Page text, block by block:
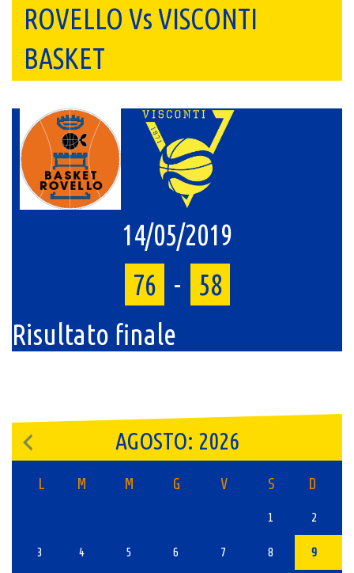
ROVELLO Vs VISCONTI
BASKET
14/05/2019
76 -
58
Risultato finale
AGOSTO: 2026
L M M G V S D
1 2
3 4 5 6 7 8 9